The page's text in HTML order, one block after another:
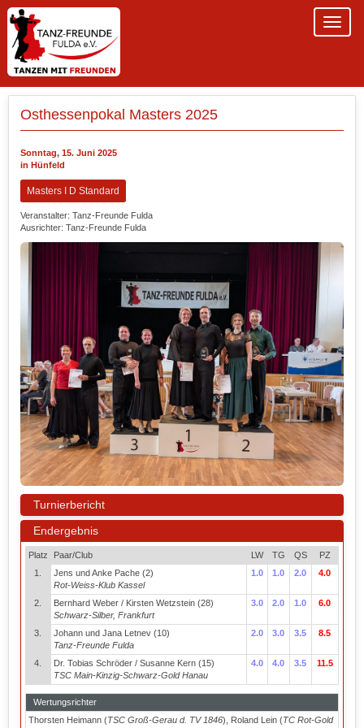
Osthessenpokal Masters 2025
Sonntag, 15. Juni 2025
in Hünfeld
Masters I D Standard
Veranstalter: Tanz-Freunde Fulda
Ausrichter: Tanz-Freunde Fulda
Turnierbericht
Endergebnis
Platz Paar/Club LW TG QS
PZ
1.
Jens und Anke Pache (2)
Rot-Weiss-Klub Kassel
1.0 1.0 2.0 4.0
2.
Bernhard Weber / Kirsten Wetzstein (28)
Schwarz-Silber, Frankfurt
3.0 2.0 1.0 6.0
3.
Johann und Jana Letnev (10)
Tanz-Freunde Fulda
2.0 3.0 3.5 8.5
4.
Dr. Tobias Schröder / Susanne Kern (15)
TSC Main-Kinzig-Schwarz-Gold Hanau
4.0 4.0 3.5 11.5
Wertungsrichter
Thorsten Heimann (TSC Groß-Gerau d. TV 1846), Roland Lein (TC Rot-Gold